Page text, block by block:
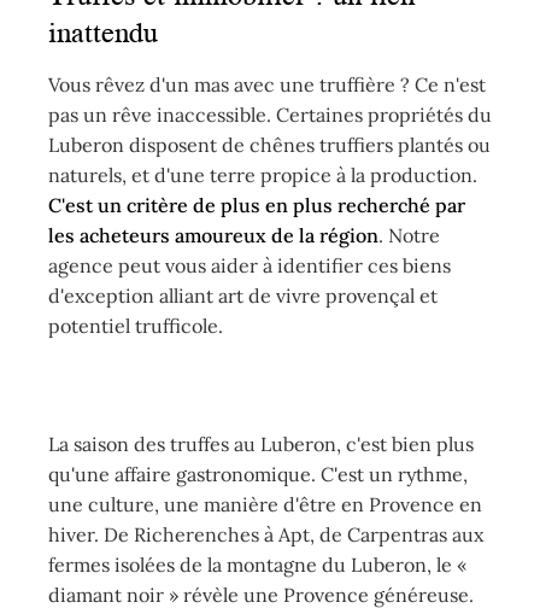
inattendu
Vous rêvez d'un mas avec une truffière ? Ce n'est
pas un rêve inaccessible. Certaines propriétés du
Luberon disposent de chênes truffiers plantés ou
naturels, et d'une terre propice à la production.
C'est un critère de plus en plus recherché par
les acheteurs amoureux de la région. Notre
agence peut vous aider à identifier ces biens
d'exception alliant art de vivre provençal et
potentiel trufficole.
La saison des truffes au Luberon, c'est bien plus
qu'une affaire gastronomique. C'est un rythme,
une culture, une manière d'être en Provence en
hiver. De Richerenches à Apt, de Carpentras aux
fermes isolées de la montagne du Luberon, le «
diamant noir » révèle une Provence généreuse.